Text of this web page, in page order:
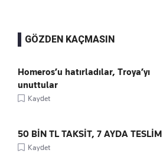
GÖZDEN KAÇMASIN
Homeros’u hatırladılar, Troya’yı
unuttular
Kaydet
50 BİN TL TAKSİT, 7 AYDA TESLİM
Kaydet